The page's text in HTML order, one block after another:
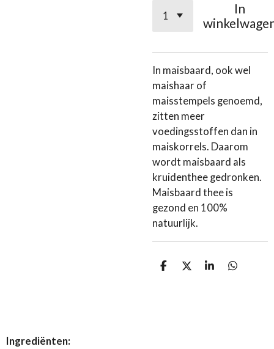
In
In maisbaard, ook wel
maishaar of
maisstempels genoemd,
zitten meer
voedingsstoffen dan in
maiskorrels. Daarom
wordt maisbaard als
kruidenthee gedronken.
Maisbaard thee is
gezond en 100%
natuurlijk.
D
D
S
D
Ingrediënten: